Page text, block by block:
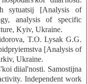
sytuatsij [Analysis of
analysis of specific
Kyiv, Ukraine.
T.O. Lysak G.G.
[Analysis of
Ukraine.
diial'nosti. Samostijna
Independent work